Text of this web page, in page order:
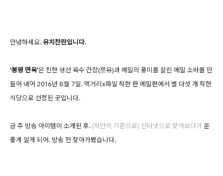
안녕하세요.유치찬란입니다.
'봉평 면옥'은 진한 생선 육수 간장(쯔유)과 메밀의 풍미를 살린 메밀 소바를 만
들어 내어 2016년 8월 7일. 먹거리x파일 착한 판 메밀편에서 별 다섯 개 착한
식당으로 선정된 곳입니다.
금 주 방송 아이템이 소개된 후. (저만의 기준으로) 인터넷으로 찾아보다가 운
좋게 알게 되어. 방송 전 찾아가봤습니다.